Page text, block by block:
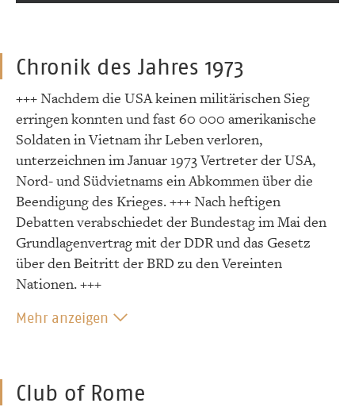
Chronik des Jahres 1973
+++ Nachdem die USA keinen militärischen Sieg
erringen konnten und fast 60 000 amerikanische
Soldaten in Vietnam ihr Leben verloren,
unterzeichnen im Januar 1973 Vertreter der USA,
Nord- und Südvietnams ein Abkommen über die
Beendigung des Krieges. +++ Nach heftigen
Debatten verabschiedet der Bundestag im Mai den
Grundlagenvertrag mit der DDR und das Gesetz
über den Beitritt der BRD zu den Vereinten
Nationen. +++
Mehr anzeigen
Club of Rome